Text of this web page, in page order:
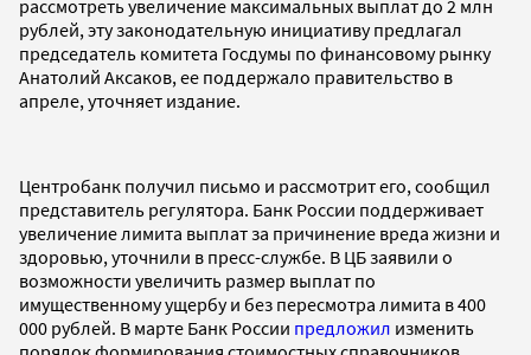
рассмотреть увеличение максимальных выплат до 2 млн
рублей, эту законодательную инициативу предлагал
председатель комитета Госдумы по финансовому рынку
Анатолий Аксаков, ее поддержало правительство в
апреле, уточняет издание.
Центробанк получил письмо и рассмотрит его, сообщил
представитель регулятора. Банк России поддерживает
увеличение лимита выплат за причинение вреда жизни и
здоровью, уточнили в пресс-службе. В ЦБ заявили о
возможности увеличить размер выплат по
имущественному ущербу и без пересмотра лимита в 400
000 рублей. В марте Банк России предложил изменить